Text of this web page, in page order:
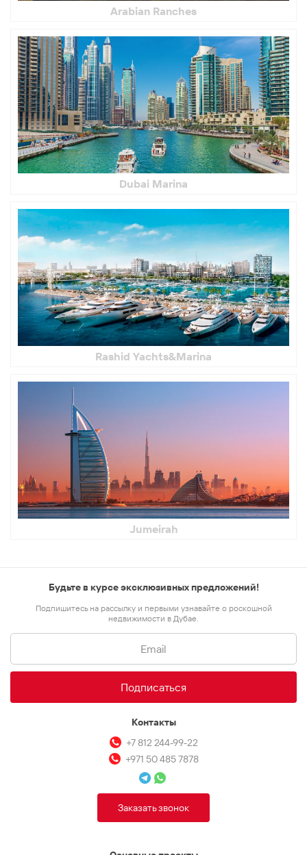
Arabian Ranches
Dubai Marina
Rashid Yachts&Marina
Jumeirah
Контакты
+7 812 244-99-22
+971 50 485 7878
Заказать звонок
Будьте в курсе эксклюзивных предложений!
Подпишитесь на рассылку и первыми узнавайте о роскошной
недвижимости в Дубае.
Подписаться